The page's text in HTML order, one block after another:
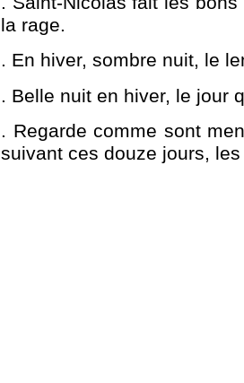
la rage.
. En hiver, sombre nuit, le
. Belle nuit en hiver, le jour
. Regarde comme sont
suivant ces douze jours,